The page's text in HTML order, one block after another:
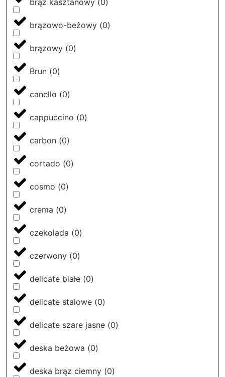
brąz kasztanowy (0)
brązowo-beżowy (0)
brązowy (0)
Brun (0)
canello (0)
cappuccino (0)
carbon (0)
cortado (0)
cosmo (0)
crema (0)
czekolada (0)
czerwony (0)
delicate białe (0)
delicate stalowe (0)
delicate szare jasne (0)
deska beżowa (0)
deska brąz ciemny (0)